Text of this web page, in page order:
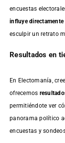
encuestas
influye
esculpir un retrato
Resultados en
En Electomanía,
ofrecemos
permitiéndote ver
panorama político
encuestas y